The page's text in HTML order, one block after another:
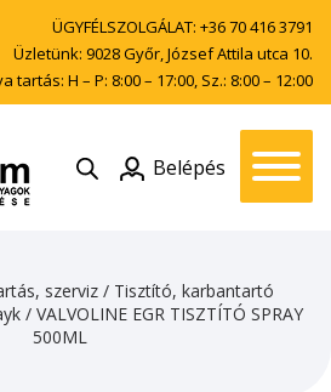
ÜGYFÉLSZOLGÁLAT: +36 70 416 3791
Üzletünk: 9028 Győr, József Attila utca 10.
tartás: H – P: 8:00 – 17:00, Sz.: 8:00 – 12:00
Belépés
szerviz/ Tisztító, karbantartó
/ VALVOLINE EGR TISZTÍTÓ SPRAY
500ML